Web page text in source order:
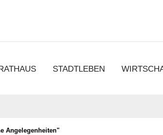
STADTLEBEN
Angelegenheiten"